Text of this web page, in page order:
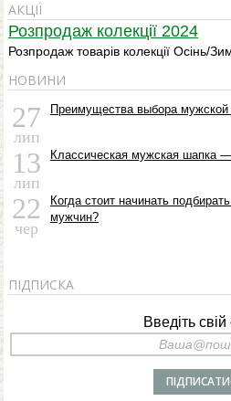
АКЦІЇ
Розпродаж колекції 2024
Розпродаж товарів колекції Осінь/
НОВИНИ
27
лип
Преимущества выбора мужской
13
лип
Классическая мужская шапка
22
чер
Когда стоит начинать
мужчин?
ПІДПИСКА
Введіть свій